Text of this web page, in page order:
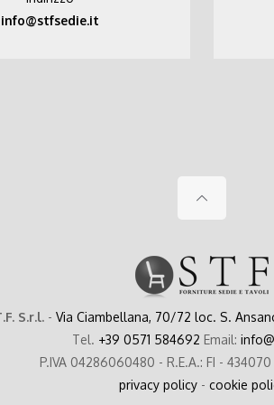
info@stfsedie.it
S.r.l. - Via Ciambellana, 70/72 loc. S.
Tel. +39 0571 584692 Email:
P.IVA 04286060480 - R.E.A.: FI -
privacy policy- cookie